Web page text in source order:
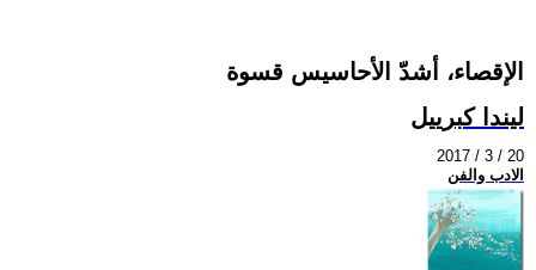
الإقصاء، أشدّ الأحاسيس قسوة
ليندا كبرييل
2017 / 3 / 20
الادب والفن